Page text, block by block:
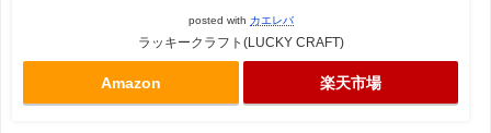
posted with カエレバ
ラッキークラフト(LUCKY CRAFT)
Amazon 楽天市場